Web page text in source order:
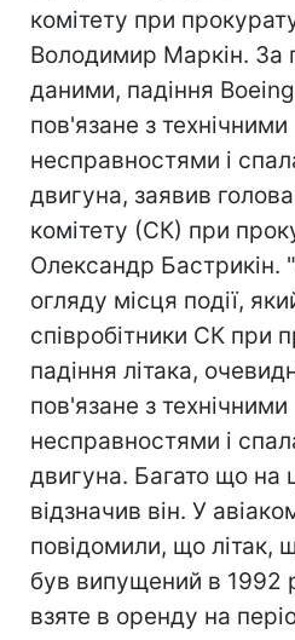
комітету при
Володимир Маркін. За
даними, падіння
пов'язане з технічними
несправностями і
двигуна, заявив
комітету (СК) при
Олександр Бастрикін.
огляду місця події,
співробітники СК при
падіння літака,
пов'язане з технічними
несправностями і
двигуна. Багато що на
відзначив він. У
повідомили, що літак,
був випущений в 1992
взяте в оренду на